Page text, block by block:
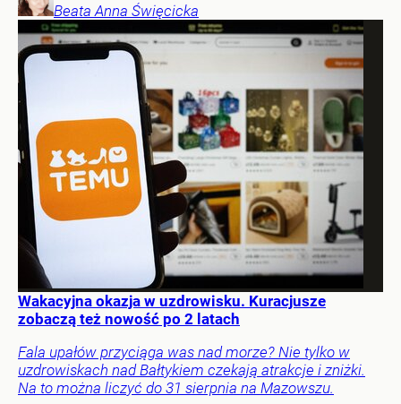
Beata Anna Święcicka
Wakacyjna okazja w uzdrowisku. Kuracjusze
zobaczą też nowość po 2 latach
Fala upałów przyciąga was nad morze? Nie tylko w
uzdrowiskach nad Bałtykiem czekają atrakcje i zniżki.
Na to można liczyć do 31 sierpnia na Mazowszu.